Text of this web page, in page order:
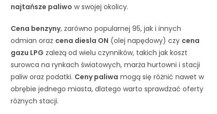
najtańsze paliwo w swojej okolicy.
Cena benzyny, zarówno popularnej 95, jak i innych
odmian oraz cena diesla ON (olej napędowy) czy cena
gazu LPG zależą od wielu czynników, takich jak koszt
surowca na rynkach światowych, marża hurtowni i stacji
paliw oraz podatki. Ceny paliwa mogą się różnić nawet w
obrębie jednego miasta, dlatego warto sprawdzać oferty
różnych stacji.